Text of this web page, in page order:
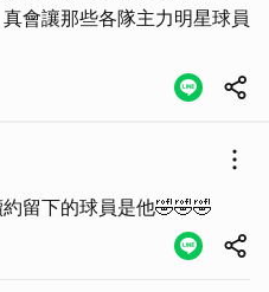
會讓那些各隊主力明星球員
留下的球員是他🤣🤣🤣